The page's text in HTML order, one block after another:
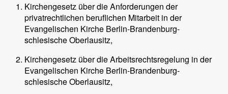
Kirchengesetz über die Anforderungen der
privatrechtlichen beruflichen Mitarbeit in der
Evangelischen Kirche Berlin-Brandenburg-
schlesische Oberlausitz,
Kirchengesetz über die Arbeitsrechtsregelung in der
Evangelischen Kirche Berlin-Brandenburg-
schlesische Oberlausitz,